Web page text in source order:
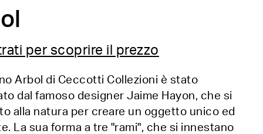
per scoprire il prezzo
Arbol di Ceccotti Collezioni è stato
dal famoso designer Jaime Hayon, che si
alla natura per creare un oggetto unico ed
La sua forma a tre "rami", che si innestano